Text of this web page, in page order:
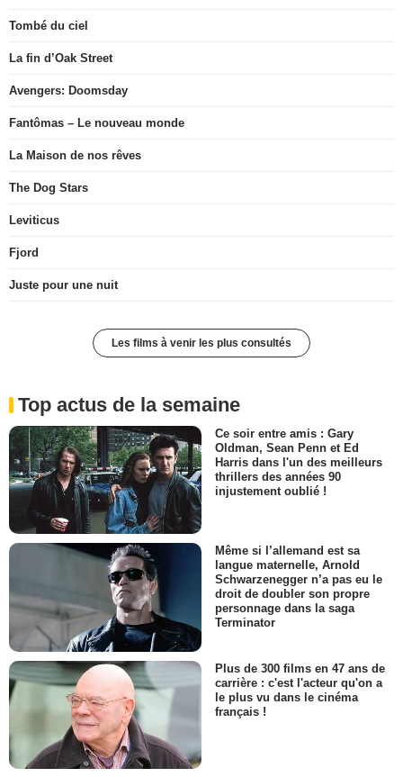
Tombé du ciel
La fin d’Oak Street
Avengers: Doomsday
Fantômas – Le nouveau monde
La Maison de nos rêves
The Dog Stars
Leviticus
Fjord
Juste pour une nuit
Les films à venir les plus consultés
Top actus de la semaine
Ce soir entre amis : Gary
Oldman, Sean Penn et Ed
Harris dans l'un des meilleurs
thrillers des années 90
injustement oublié !
Même si l’allemand est sa
langue maternelle, Arnold
Schwarzenegger n’a pas eu le
droit de doubler son propre
personnage dans la saga
Terminator
Plus de 300 films en 47 ans de
carrière : c'est l'acteur qu'on a
le plus vu dans le cinéma
français !